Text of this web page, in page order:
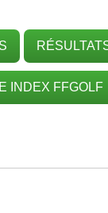
INDEX FFGOLF